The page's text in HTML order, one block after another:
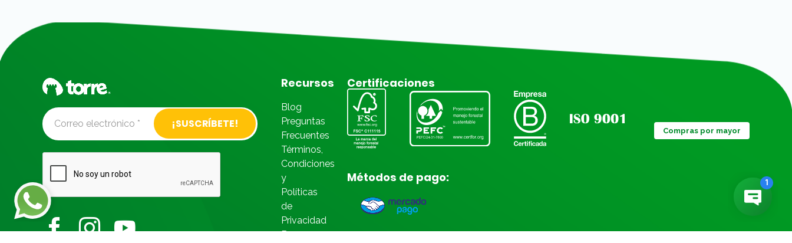
Alternative:
Recursos
Blog
Preguntas
Frecuentes
Términos,
Condiciones
y
Políticas
de
Privacidad
Bases
Certificaciones
Compras por mayor
Métodos de pago: